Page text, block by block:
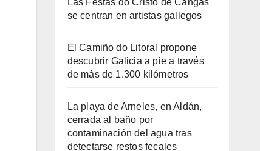
se centran en artistas gallegos
El Camiño do Litoral propone
descubrir Galicia a pie a través
de más de 1.300 kilómetros
La playa de Arneles, en Aldán,
cerrada al baño por
contaminación del agua tras
detectarse restos fecales